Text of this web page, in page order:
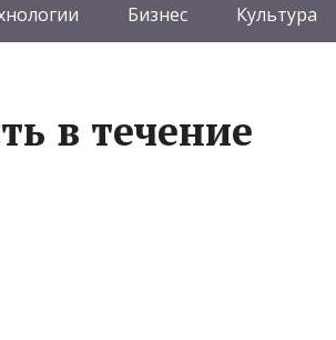
Бизнес Культура
в течение